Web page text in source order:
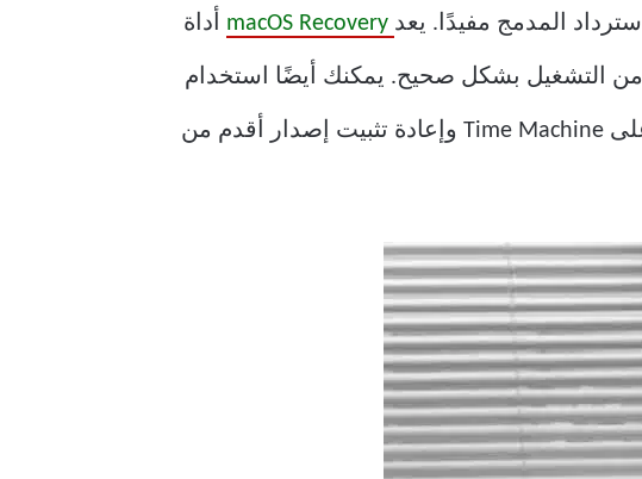
أداة
التشخيص المصممة للمساعدة في القضاء على العقبات التي تمنع جهاز MacBook من التشغيل بشكل صحيح. يمكنك أيضًا استخدام
استرداد macOS لمسح القرص الثابت وإجراء استعادة القرص من نسخة احتياطية على Time Machine وإعادة تثبيت إصدار أقدم من